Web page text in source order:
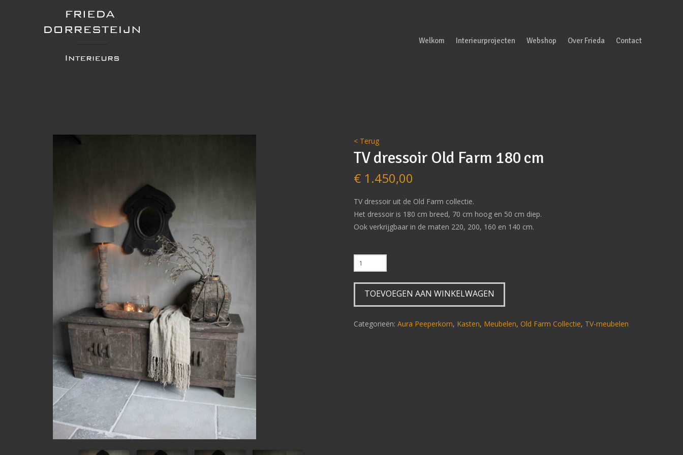
Welkom Interieurprojecten Webshop Over Frieda Contact
< Terug
TV dressoir Old Farm 180 cm
€1.450,00
TV dressoir uit de Old Farm collectie.
Het dressoir is 180 cm breed, 70 cm hoog en 50 cm diep.
Ook verkrijgbaar in de maten 220, 200, 160 en 140 cm.
TV
dressoir
Old
Farm
cm
TOEVOEGEN AAN WINKELWAGEN
Categorieën: Aura Peeperkorn, Kasten, Meubelen, Old Farm Collectie, TV-meubelen